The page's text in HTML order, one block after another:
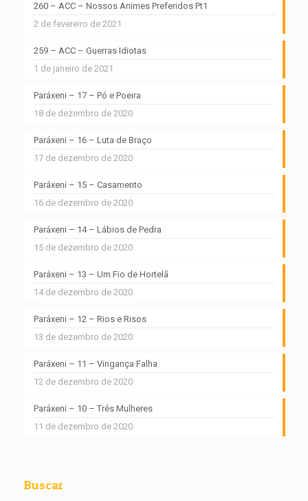
260 – ACC – Nossos Animes Preferidos Pt1
2 de fevereiro de 2021
259 – ACC – Guerras Idiotas
1 de janeiro de 2021
Paráxeni – 17 – Pó e Poeira
18 de dezembro de 2020
Paráxeni – 16 – Luta de Braço
17 de dezembro de 2020
Paráxeni – 15 – Casamento
16 de dezembro de 2020
Paráxeni – 14 – Lábios de Pedra
15 de dezembro de 2020
Paráxeni – 13 – Um Fio de Hortelã
14 de dezembro de 2020
Paráxeni – 12 – Rios e Risos
13 de dezembro de 2020
Paráxeni – 11 – Vingança Falha
12 de dezembro de 2020
Paráxeni – 10 – Três Mulheres
11 de dezembro de 2020
Buscar